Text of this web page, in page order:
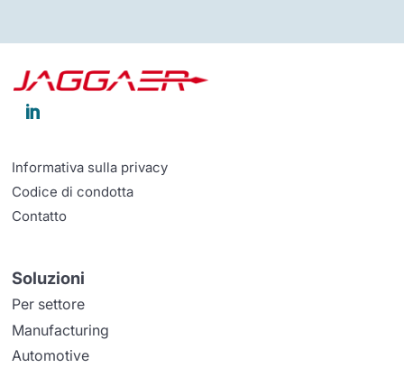

Informativa sulla privacy
Codice di condotta
Contatto
Soluzioni
Per settore
Manufacturing
Automotive